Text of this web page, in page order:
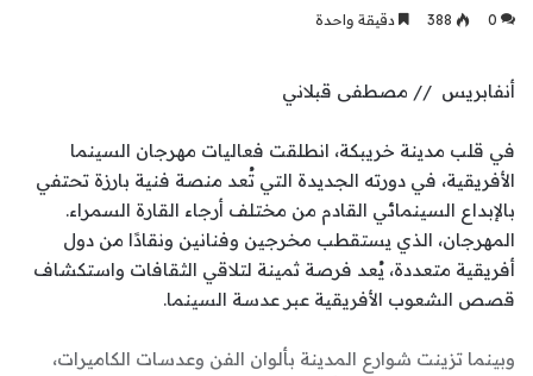
0
388 دقيقة واحدة
أنفابريس // مصطفى قبلاني
في قلب مدينة خريبكة، انطلقت فعاليات مهرجان السينما
الأفريقية، في دورته الجديدة التي تُعد منصة فنية بارزة تحتفي
بالإبداع السينمائي القادم من مختلف أرجاء القارة السمراء.
المهرجان، الذي يستقطب مخرجين وفنانين ونقادًا من دول
أفريقية متعددة، يُعد فرصة ثمينة لتلاقي الثقافات واستكشاف
قصص الشعوب الأفريقية عبر عدسة السينما.
وبينما تزينت شوارع المدينة بألوان الفن وعدسات الكاميرات،